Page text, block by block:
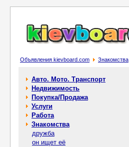
Объявления kievboard.com Знакомства
Авто. Мото. Транспорт
Недвижимость
Покупка/Продажа
Услуги
Работа
Знакомства
дружба
он ищет её